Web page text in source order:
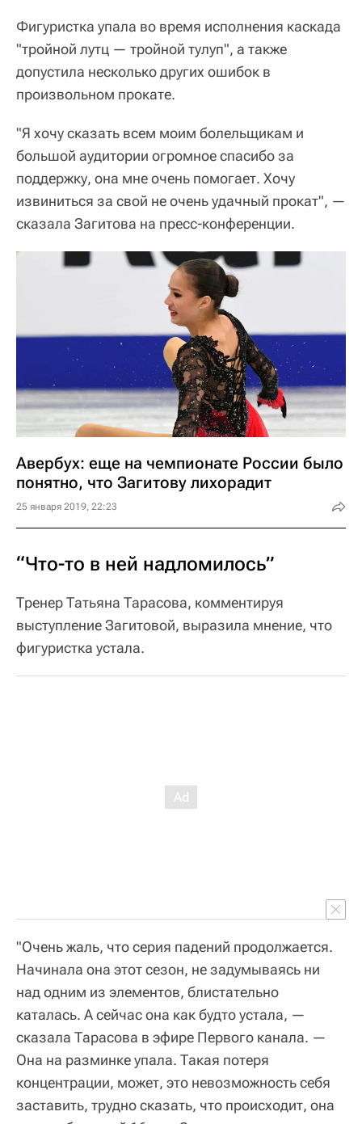
Фигуристка упала во время исполнения каскада
"тройной лутц — тройной тулуп", а также
допустила несколько других ошибок в
произвольном прокате.
"Я хочу сказать всем моим болельщикам и
большой аудитории огромное спасибо за
поддержку, она мне очень помогает. Хочу
извиниться за свой не очень удачный прокат", —
сказала Загитова на пресс-конференции.
Авербух: еще на чемпионате России было
понятно, что Загитову лихорадит
25 января 2019, 22:23
“Что-то в ней надломилось”
Тренер Татьяна Тарасова, комментируя
выступление Загитовой, выразила мнение, что
фигуристка устала.
"Очень жаль, что серия падений продолжается.
Начинала она этот сезон, не задумываясь ни
над одним из элементов, блистательно
каталась. А сейчас она как будто устала, —
сказала Тарасова в эфире Первого канала. —
Она на разминке упала. Такая потеря
концентрации, может, это невозможность себя
заставить, трудно сказать, что происходит, она